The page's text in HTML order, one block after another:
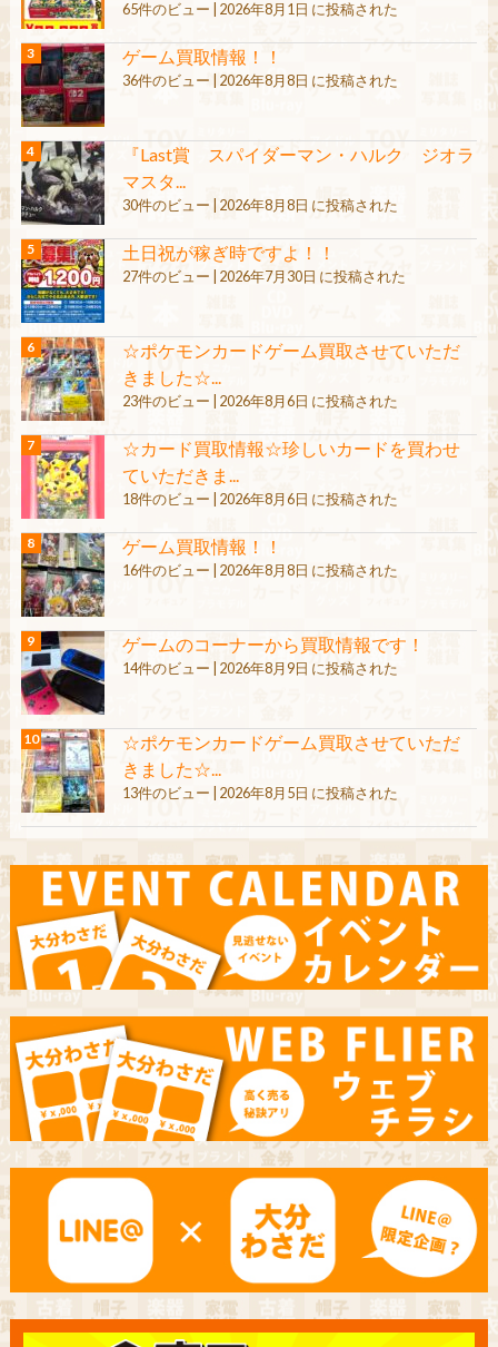
65件のビュー 2026年8月1日 に投稿された
ゲーム買取情報！！
36件のビュー 2026年8月8日 に投稿された
『Last賞 スパイダーマン・ハルク ジオラ
マスタ...
30件のビュー 2026年8月8日 に投稿された
土日祝が稼ぎ時ですよ！！
27件のビュー 2026年7月30日 に投稿された
☆ポケモンカードゲーム買取させていただ
きました☆...
23件のビュー 2026年8月6日 に投稿された
☆カード買取情報☆珍しいカードを買わせ
ていただきま...
18件のビュー 2026年8月6日 に投稿された
ゲーム買取情報！！
16件のビュー 2026年8月8日 に投稿された
ゲームのコーナーから買取情報です！
14件のビュー 2026年8月9日 に投稿された
☆ポケモンカードゲーム買取させていただ
きました☆...
13件のビュー 2026年8月5日 に投稿された